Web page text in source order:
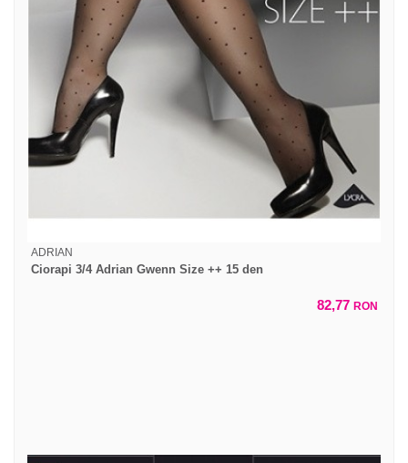
ADRIAN
Ciorapi 3/4 Adrian Gwenn Size ++ 15 den
82,77 RON